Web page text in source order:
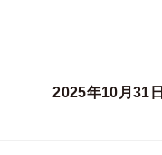
2025年10月31日